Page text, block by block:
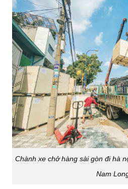
Chành xe chở hàng sài gòn đi hà
Nam